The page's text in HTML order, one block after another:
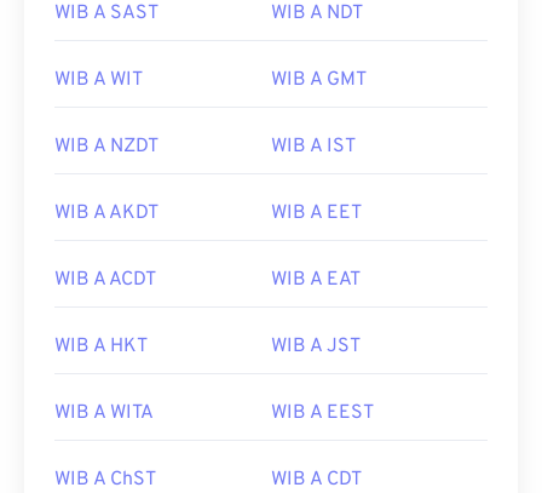
WIB A SAST WIB A NDT
WIB A WIT WIB A GMT
WIB A NZDT WIB A IST
WIB A AKDT WIB A EET
WIB A ACDT WIB A EAT
WIB A HKT WIB A JST
WIB A WITA WIB A EEST
WIB A ChST WIB A CDT